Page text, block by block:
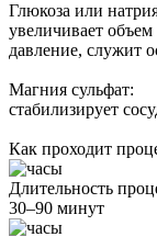
Глюкоза или
увеличивает
давление, служит
Магния сульфат:
стабилизирует
Как проходит
Длительность
30–90 минут